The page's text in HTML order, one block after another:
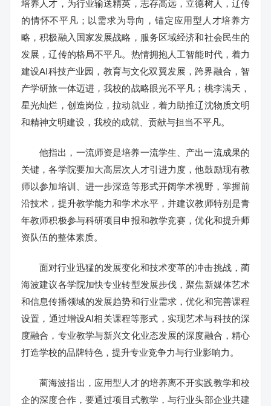
培养人才，为行业输送精英，志存高远，立德树人，辽传
的情怀不平凡；以需求为导向，锚定应用型人才培养方
略，积极融入国家发展战略，服务区域经济和社会民生的
发展，辽传的格局不平凡。热情拥抱人工智能时代，着力
建设AI科技产业园，教育与文化双翼发展，跨界融合，智
产学研旅一体迈进，我校的战略眼光不平凡；桃李满天，
星光灿烂，创造岗位，拉动就业，着力助推辽沈物质文明
和精神文明建设，我校的成就、贡献与担当不平凡。
他指出，一流师资是培养一流学生、产出一流成果的
关键，各学院要加大高层次人才引进力度，他鼓励现有教
师以参加培训、进一步深造等形式开阔学术视野，掌握前
沿技术，提升教学能力和学术水平，并建议教师特别是青
年教师积极参与科研项目申报和教学竞赛，优化和提升师
资队伍的整体素质。
面对行业迅猛的发展变化和技术变革的冲击挑战，蔺
海波建议各学院加快专业转型发展步伐，聚焦新媒体艺术
和信息传播领域的发展趋势和行业需求，优化和完善课程
设置，通过增设AI相关课程等形式，实现艺术与科技的深
度融合，专业教学与新兴文化业态发展的深度融合，精心
打造学校的品牌特色，提升专业竞争力与行业影响力。
蔺海波指出，应用型人才的培养离不开实践教学和校
企的深度合作，要通过项目式教学，与行业头部企业共建